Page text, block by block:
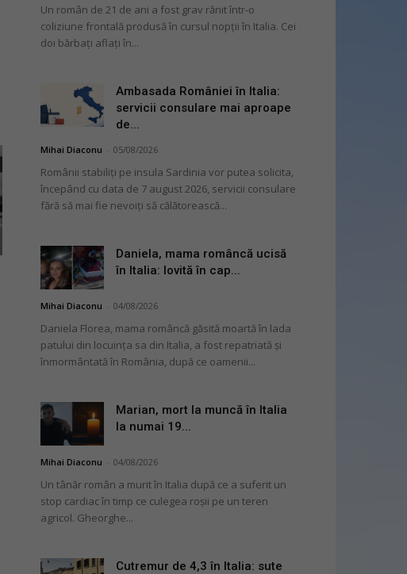
Un român de 21 de ani a fost grav rănit într-o
coliziune frontală produsă în cursul nopții în Italia. Cei
doi bărbați aflați în...
Ambasada României în Italia:
servicii consulare mai aproape
de...
Mihai Diaconu 05/08/2026
Românii stabiliți pe insula Sardinia vor putea solicita,
începând cu data de 7 august 2026, servicii consulare
fără să mai fie nevoiți să călătorească...
Daniela, mama româncă ucisă
în Italia: lovită în cap...
Mihai Diaconu 04/08/2026
Daniela Florea, mama româncă găsită moartă în lada
patului din locuința sa din Italia, a fost repatriată și
înmormântată în România, după ce oamenii...
Marian, mort la muncă în Italia
la numai 19...
Mihai Diaconu 04/08/2026
Un tânăr român a murit în Italia după ce a suferit un
stop cardiac în timp ce culegea roșii pe un teren
agricol. Gheorghe...
Cutremur de 4,3 în Italia: sute